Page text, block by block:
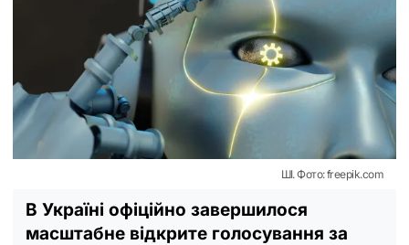
ШІ. Фото: freepik.com
В Україні офіційно завершилося
масштабне відкрите голосування за